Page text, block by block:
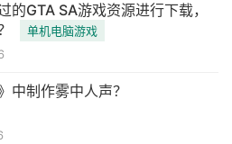
的GTA SA游戏资源进行下载，
单机电脑游戏
中制作雾中人声？